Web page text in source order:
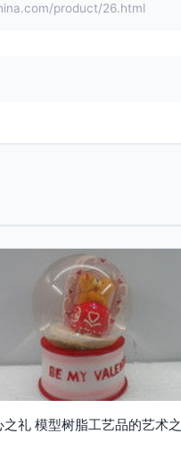
product/26.html
之礼 模型树脂工艺品的艺术之